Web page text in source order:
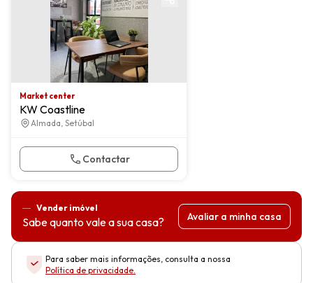
Market center
KW Coastline
Almada, Setúbal
Contactar
Vender imóvel
Sabe quanto vale a sua casa? Avaliar a minha casa
Para saber mais informações, consulta a nossa
Política de privacidade.